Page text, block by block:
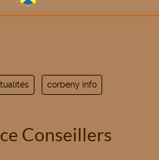
corbeny info
Conseillers